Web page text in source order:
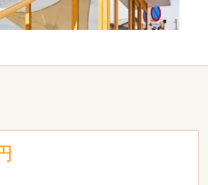
全面に押し出した形に仕上げて